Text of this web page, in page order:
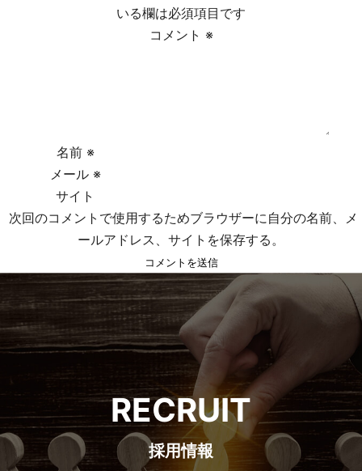
いる欄は必須項目です
コメント ※
名前 ※
メール ※
サイト
次回のコメントで使用するためブラウザーに自分の名前、メ
ールアドレス、サイトを保存する。
RECRUIT
採用情報